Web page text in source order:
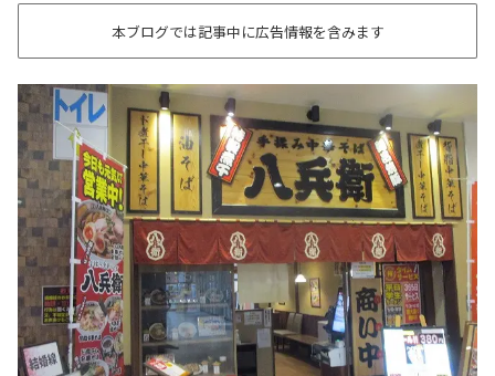
本ブログでは記事中に広告情報を含みます